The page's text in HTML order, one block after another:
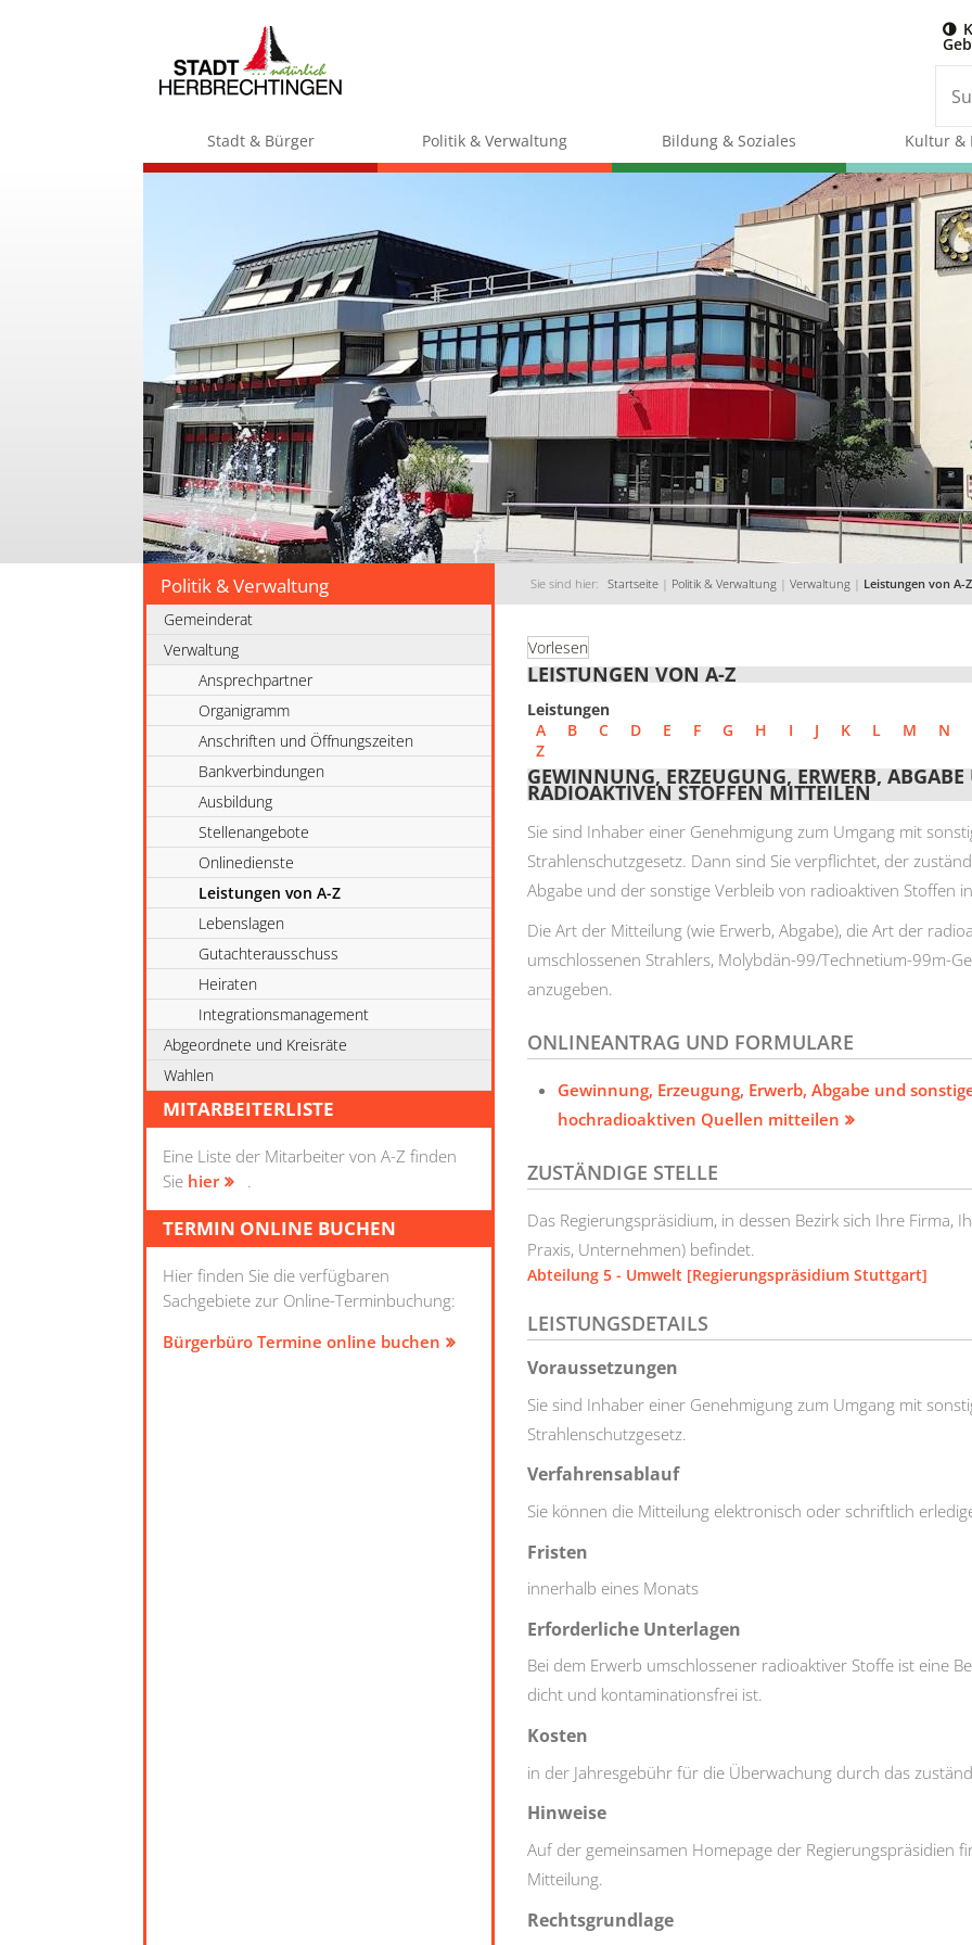
Stadt & Bürger Politik & Verwaltung Bildung & Soziales Kultur &
Politik & Verwaltung Sie sind hier: Startseite | Politik & Verwaltung | Verwaltung | Leistungen von A-Z
Gemeinderat
Verwaltung
Ansprechpartner
Organigramm
Anschriften und Öffnungszeiten
Bankverbindungen
Ausbildung
Stellenangebote
Onlinedienste
Leistungen von A-Z
Lebenslagen
Gutachterausschuss
Heiraten
Integrationsmanagement
Abgeordnete und Kreisräte
Wahlen
MITARBEITERLISTE
Eine Liste der Mitarbeiter von A-Z finden
Sie hier .
TERMIN ONLINE BUCHEN
Hier finden Sie die verfügbaren
Sachgebiete zur Online-Terminbuchung:
Bürgerbüro Termine online buchen
Vorlesen
LEISTUNGEN VON A-Z
Leistungen
A
B C D E F G H I J K L M N
Z
GEWINNUNG, ERZEUGUNG, ERWERB, ABGABE
RADIOAKTIVEN STOFFEN MITTEILEN
Sie sind Inhaber einer Genehmigung zum Umgang mit
Strahlenschutzgesetz. Dann sind Sie verpflichtet, der
Abgabe und der sonstige Verbleib von radioaktiven Stoffen
Die Art der Mitteilung (wie Erwerb, Abgabe), die Art der
umschlossenen Strahlers, Molybdän-99/Technetium-99m-
anzugeben.
ONLINEANTRAG UND FORMULARE
Gewinnung, Erzeugung, Erwerb, Abgabe und
hochradioaktiven Quellen mitteilen
ZUSTÄNDIGE STELLE
Das Regierungspräsidium, in dessen Bezirk sich Ihre Firma,
Praxis, Unternehmen) befindet.
Abteilung 5 - Umwelt [Regierungspräsidium Stuttgart]
LEISTUNGSDETAILS
Voraussetzungen
Sie sind Inhaber einer Genehmigung zum Umgang mit
Strahlenschutzgesetz.
Verfahrensablauf
Sie können die Mitteilung elektronisch oder schriftlich
Fristen
innerhalb eines Monats
Erforderliche Unterlagen
Bei dem Erwerb umschlossener radioaktiver Stoffe ist eine
dicht und kontaminationsfrei ist.
Kosten
in der Jahresgebühr für die Überwachung durch das
Hinweise
Auf der gemeinsamen Homepage der Regierungspräsidien
Mitteilung.
Rechtsgrundlage